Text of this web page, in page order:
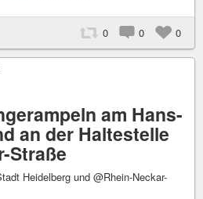
0 0 0
am Hans-
an der Haltestelle
Straße
Heidelberg und @Rhein-Neckar-